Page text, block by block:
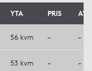
YTA PRIS
56 kvm – –
53 kvm – –